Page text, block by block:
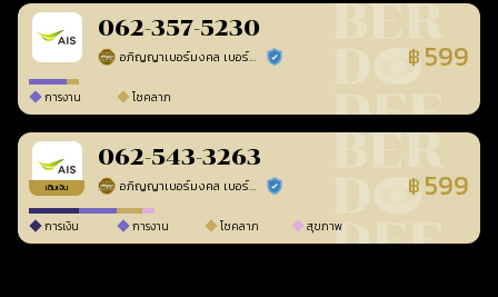
062-357-5230
อภิญญาเบอร์มงคล เบอร์สวยเลขศาสตร์ ร้านยืนยันแล้ว ฿ 599
การงาน โชคลาภ
เติมเงิน
062-543-3263
อภิญญาเบอร์มงคล เบอร์สวยเลขศาสตร์ ร้านยืนยันแล้ว ฿ 599
การเงิน การงาน โชคลาภ สุขภาพ